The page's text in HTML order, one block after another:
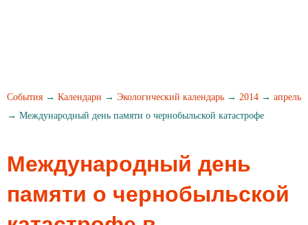
События → Календари → Экологический календарь → 2014 → апрель
→ Международный день памяти о чернобыльской катастрофе
Международный день
памяти о чернобыльской